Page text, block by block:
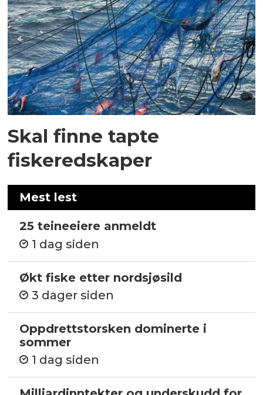
Skal finne tapte
fiskeredskaper
Mest lest
25 teineeiere anmeldt
1 dag siden
Økt fiske etter nordsjøsild
3 dager siden
Oppdrettstorsken dominerte i
sommer
1 dag siden